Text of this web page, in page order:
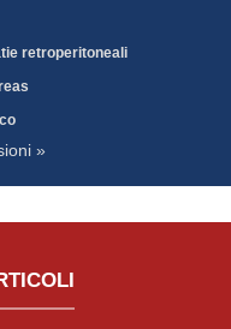
retroperitoneali
»